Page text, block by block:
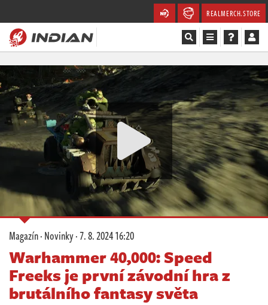
REALMERCH.STORE
Recenze
Videa
Databáze
Komunita
Redakce
Živě
Magazín·Novinky·7. 8. 2024 16:20
Warhammer 40,000: Speed
Freeks je první závodní hra z
brutálního fantasy světa